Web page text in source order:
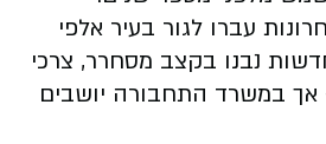
עברו לגור בעיר אלפי
נבנו בקצב מסחרר, צרכי
במשרד התחבורה יושבים